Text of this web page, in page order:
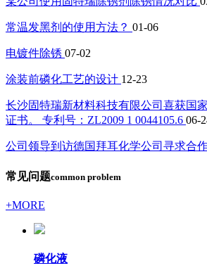
常温发黑剂的使用方法？ 01-06
电镀件除锈 07-02
涂装前磷化工艺的设计 12-23
长沙固特瑞新材料科技有限公司喜获国
证书。 专利号：ZL2009 1 0044105.6 06-
公司领导到访德国拜耳化学公司寻求合
常见问题common problem
+MORE
磷化液